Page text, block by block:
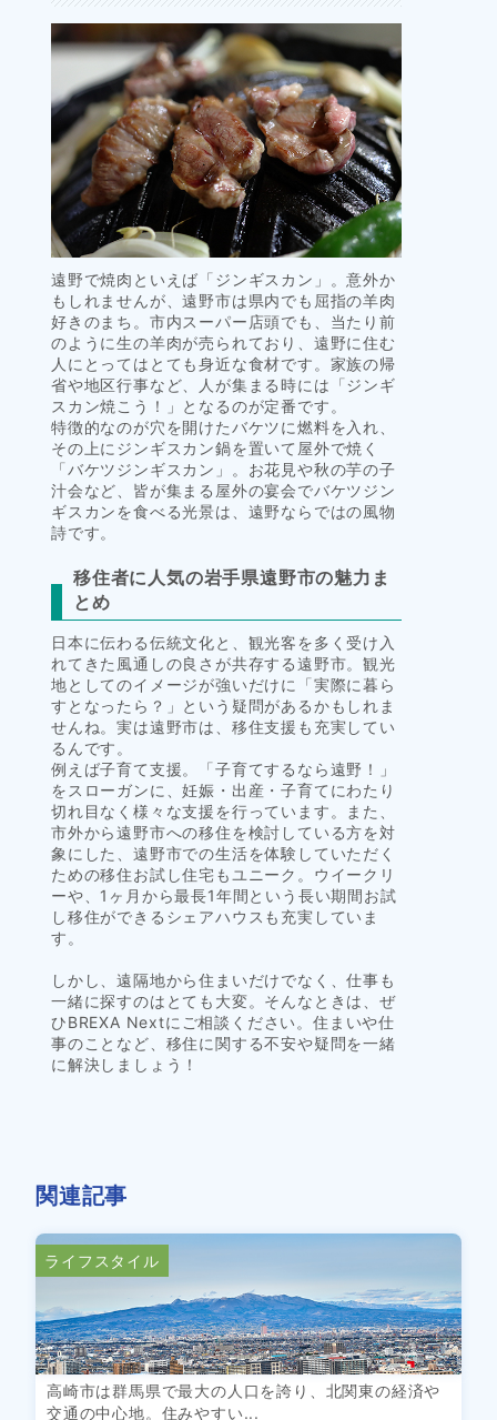
遠野で焼肉といえば「ジンギスカン」。意外か
もしれませんが、遠野市は県内でも屈指の羊肉
好きのまち。市内スーパー店頭でも、当たり前
のように生の羊肉が売られており、遠野に住む
人にとってはとても身近な食材です。家族の帰
省や地区行事など、人が集まる時には「ジンギ
スカン焼こう！」となるのが定番です。
特徴的なのが穴を開けたバケツに燃料を入れ、
その上にジンギスカン鍋を置いて屋外で焼く
「バケツジンギスカン」。お花見や秋の芋の子
汁会など、皆が集まる屋外の宴会でバケツジン
ギスカンを食べる光景は、遠野ならではの風物
詩です。
移住者に人気の岩手県遠野市の魅力ま
とめ
日本に伝わる伝統文化と、観光客を多く受け入
れてきた風通しの良さが共存する遠野市。観光
地としてのイメージが強いだけに「実際に暮ら
すとなったら？」という疑問があるかもしれま
せんね。実は遠野市は、移住支援も充実してい
るんです。
例えば子育て支援。「子育てするなら遠野！」
をスローガンに、妊娠・出産・子育てにわたり
切れ目なく様々な支援を行っています。また、
市外から遠野市への移住を検討している方を対
象にした、遠野市での生活を体験していただく
ための移住お試し住宅もユニーク。ウイークリ
ーや、1ヶ月から最長1年間という長い期間お試
し移住ができるシェアハウスも充実していま
す。
しかし、遠隔地から住まいだけでなく、仕事も
一緒に探すのはとても大変。そんなときは、ぜ
ひBREXA Nextにご相談ください。住まいや仕
事のことなど、移住に関する不安や疑問を一緒
に解決しましょう！
関連記事
ライフスタイル
高崎市は群馬県で最大の人口を誇り、北関東の経済や
交通の中心地。住みやすい...